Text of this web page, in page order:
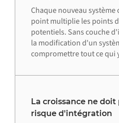
Chaque nouveau
point multiplie les points
potentiels. Sans couche
la modification d'un
compromettre tout ce qui
La croissance ne
risque d'intégration